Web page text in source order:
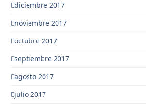
diciembre 2017
noviembre 2017
octubre 2017
septiembre 2017
agosto 2017
julio 2017